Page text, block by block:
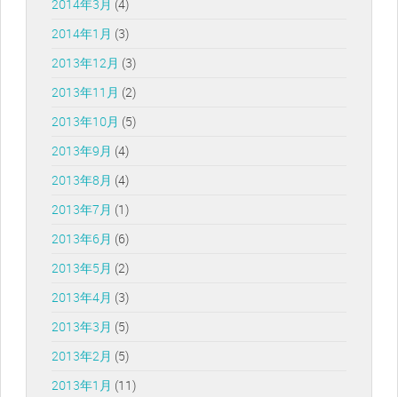
2014年3月 (4)
2014年1月 (3)
2013年12月 (3)
2013年11月 (2)
2013年10月 (5)
2013年9月 (4)
2013年8月 (4)
2013年7月 (1)
2013年6月 (6)
2013年5月 (2)
2013年4月 (3)
2013年3月 (5)
2013年2月 (5)
2013年1月 (11)